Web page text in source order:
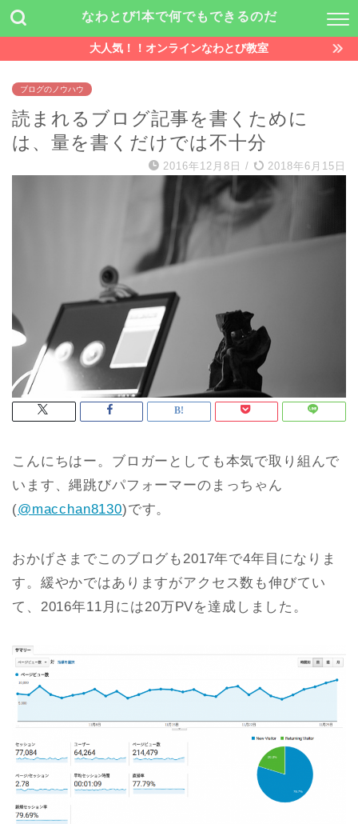
なわとび1本で何でもできるのだ
大人気！！オンラインなわとび教室
ブログのノウハウ
読まれるブログ記事を書くために
は、量を書くだけでは不十分
2016年12月8日 / 2018年6月15日
こんにちはー。ブロガーとしても本気で取り組んで
います、縄跳びパフォーマーのまっちゃん
(@macchan8130)です。
おかげさまでこのブログも2017年で4年目になりま
す。緩やかではありますがアクセス数も伸びてい
て、2016年11月には20万PVを達成しました。